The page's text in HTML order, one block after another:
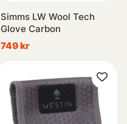
Simms LW Wool Tech
Glove Carbon
749 kr